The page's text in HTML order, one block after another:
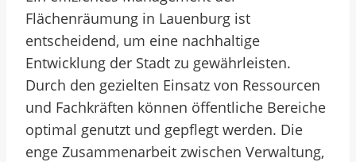
Flächenräumung in Lauenburg ist
entscheidend, um eine nachhaltige
Entwicklung der Stadt zu gewährleisten.
Durch den gezielten Einsatz von Ressourcen
und Fachkräften können öffentliche Bereiche
optimal genutzt und gepflegt werden. Die
enge Zusammenarbeit zwischen Verwaltung,